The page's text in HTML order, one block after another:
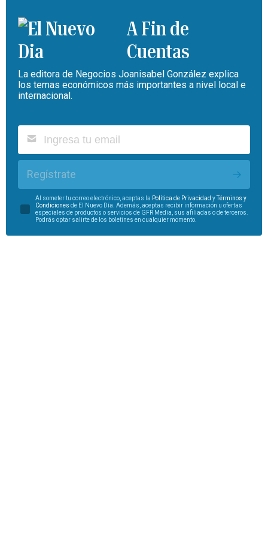
A Fin de
Cuentas
La editora de Negocios Joanisabel González explica
los temas económicos más importantes a nivel local e
internacional.
Regístrate
Al someter tu correo electrónico, aceptas la Política de Privacidad yTérminos y
Condiciones de El Nuevo Día. Además, aceptas recibir información u ofertas
especiales de productos o servicios de GFR Media, sus afiliadas o de terceros.
Podrás optar salirte de los boletines en cualquier momento.